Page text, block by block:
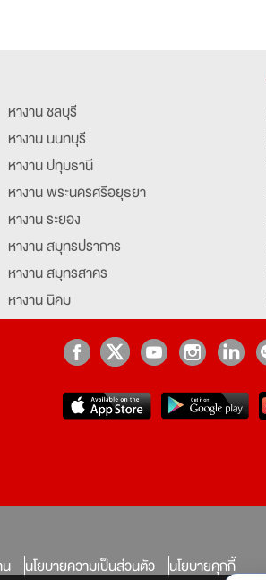
หางาน ชลบุรี
หางาน นนทบุรี
หางาน ปทุมธานี
หางาน พระนครศรีอยุธยา
หางาน ระยอง
หางาน สมุทรปราการ
หางาน สมุทรสาคร
หางาน นิคม
หางานอยุธยา
นโยบายความเป็นส่วนตัว นโยบายคุกกี้